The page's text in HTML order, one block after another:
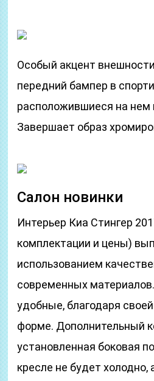
Особый акцент
передний бампер в
расположившиеся на нем
Завершает образ
Салон новинки
Интерьер Киа Стингер
комплектации и цены)
использованием
современных
удобные, благодаря
форме. Дополнительный
установленная боковая
кресле не будет